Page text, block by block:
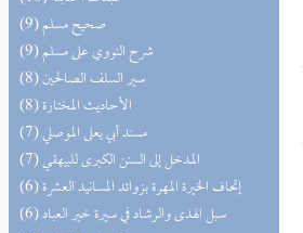
(9) صحيح مسلم
(9) شرح النووي على مسلم
(8) سير السلف الصالحين
(8) الأحاديث المختارة
(7) مسند أبي يعلى الموصلي
(7) المدخل إلى السنن الكبرى للبيهقي
(6) إتحاف الخيرة المهرة بزوائد المسانيد العشرة
(6) سبل الهدى والرشاد في سيرة خير العباد